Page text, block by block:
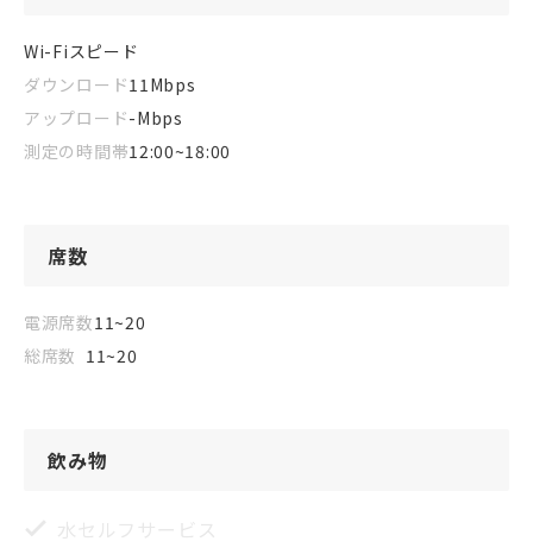
Wi-Fiスピード
ダウンロード11Mbps
アップロード-Mbps
測定の時間帯12:00~18:00
席数
電源席数11~20
総席数 11~20
飲み物